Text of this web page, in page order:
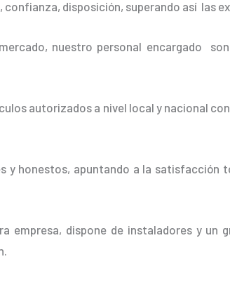
disposición, superando así las
nuestro personal encargado
autorizados a nivel local y nacional
y honestos, apuntando a la satisfacción
empresa, dispone de instaladores y un